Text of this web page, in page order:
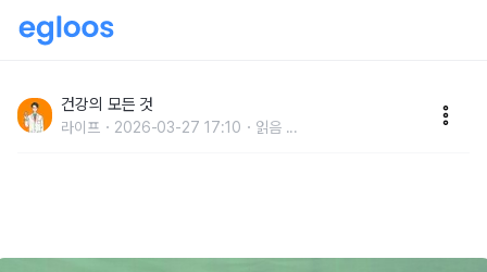
서 당장 버리세요!
건강의 모든 것
라이프 2026-03-27 17:10 읽음 ...